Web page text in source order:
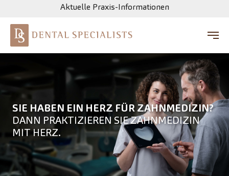
Aktuelle Praxis-Informationen
SIE HABEN EIN HERZ FÜR ZAHNMEDIZIN?
DANN PRAKTIZIEREN SIE ZAHNMEDIZIN
MIT HERZ.